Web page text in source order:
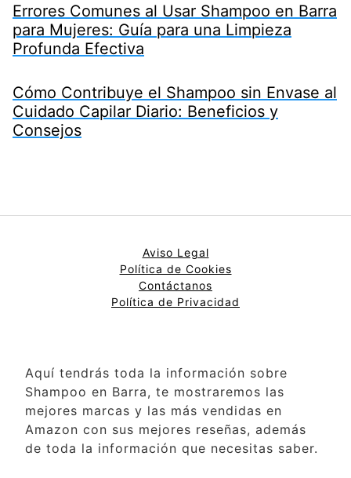
Errores Comunes al Usar Shampoo en Barra
para Mujeres: Guía para una Limpieza
Profunda Efectiva
Cómo Contribuye el Shampoo sin Envase al
Cuidado Capilar Diario: Beneficios y
Consejos
Aviso Legal
Política de Cookies
Contáctanos
Política de Privacidad
Aquí tendrás toda la información sobre
Shampoo en Barra, te mostraremos las
mejores marcas y las más vendidas en
Amazon con sus mejores reseñas, además
de toda la información que necesitas saber.